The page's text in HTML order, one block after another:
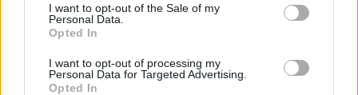
I want to opt-out of the Sale of my
Personal Data.
Opted In
I want to opt-out of processing my
Personal Data for Targeted Advertising.
Opted In
TV ΣΕΙΡΈΣ